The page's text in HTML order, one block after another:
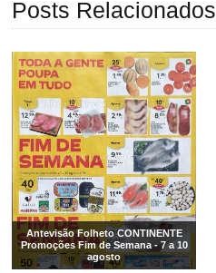
Posts Relacionados
Antevisão Folheto CONTINENTE
Promoções Fim de Semana - 7 a 10
agosto